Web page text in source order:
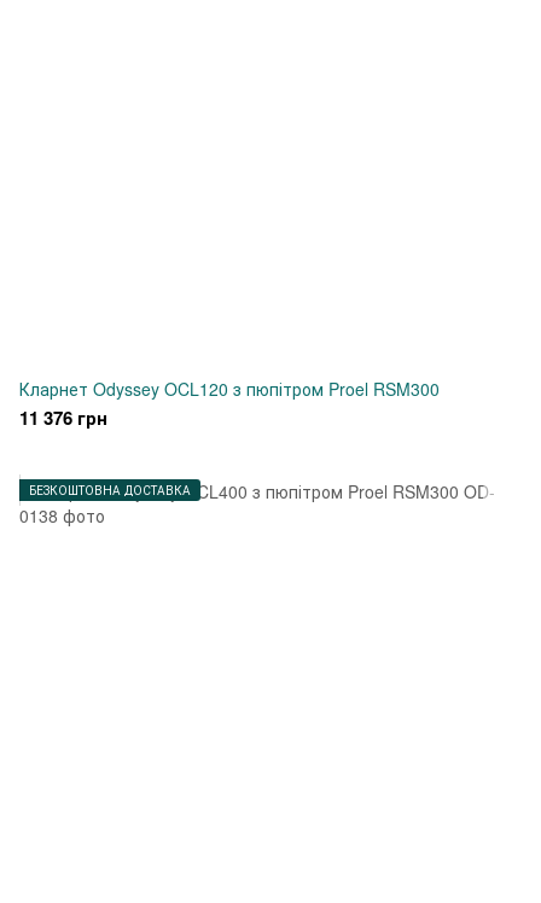
Кларнет Odyssey OCL120 з пюпітром Proel RSM300
11 376 грн
БЕЗКОШТОВНА ДОСТАВКА